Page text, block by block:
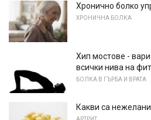
Хронично болко
ХРОНИЧНА БОЛКА
Хип мостове -
всички нива на
БОЛКА В ГЪРБА И ВРАТА
Какви са